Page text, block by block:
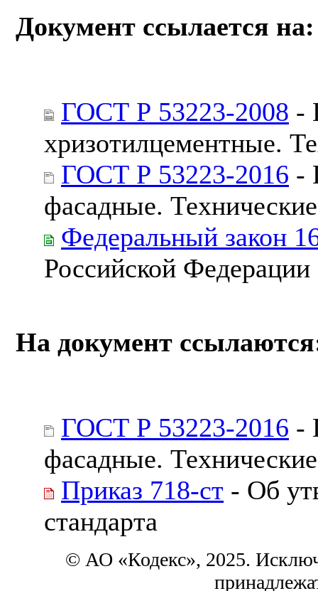
Документ ссылается на:
ГОСТ Р 53223-2008 -
хризотилцементные.
ГОСТ Р 53223-2016 -
фасадные.
Федеральный закон
Российской Федерации
На документ
ГОСТ Р 53223-2016 -
фасадные.
Приказ 718-ст - Об
стандарта
© АО «Кодекс», 2025.